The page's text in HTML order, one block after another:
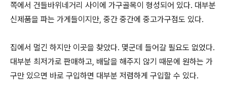
쪽에서 건들바위네거리 사이에 가구골목이 형성되어 있다. 대부분
신제품을 파는 가게들이지만, 중간 중간에 중고가구점도 있다.
집에서 멀긴 하지만 이곳을 찾았다. 몇군데 들어갈 필요도 없었다.
대부분 최저가로 판매하고, 배달을 해주지 않기 때문에 원하는 가
구만 있으면 바로 구입하면 대부분 저렴하게 구입할 수 있다.